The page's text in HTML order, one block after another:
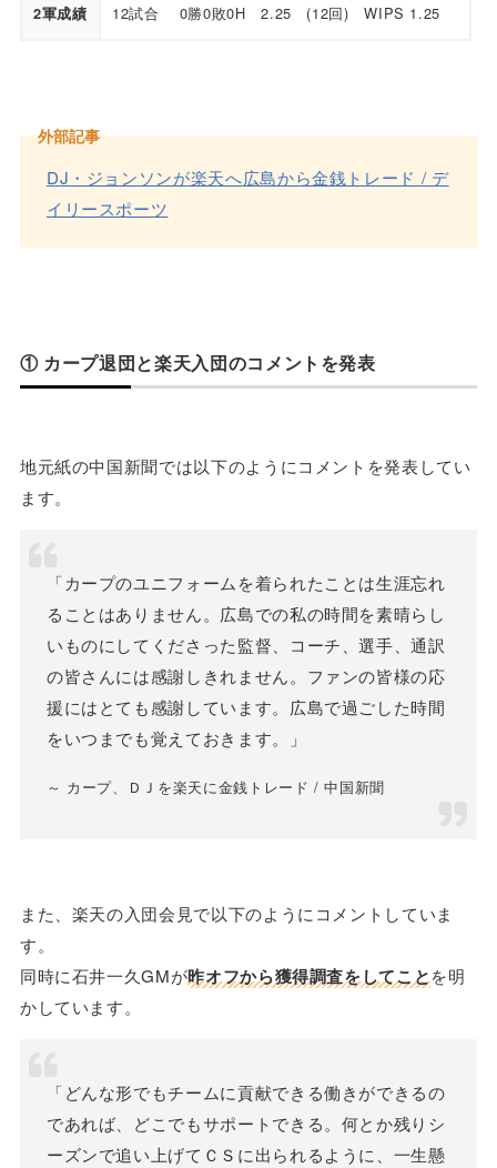
2軍成績 12試合 0勝0敗0H 2.25 (12回) WIPS 1.25
外部記事
DJ・ジョンソンが楽天へ広島から金銭トレード / デ
イリースポーツ
① カープ退団と楽天入団のコメントを発表
地元紙の中国新聞では以下のようにコメントを発表してい
ます。
「カープのユニフォームを着られたことは生涯忘れ
ることはありません。広島での私の時間を素晴らし
いものにしてくださった監督、コーチ、選手、通訳
の皆さんには感謝しきれません。ファンの皆様の応
援にはとても感謝しています。広島で過ごした時間
をいつまでも覚えておきます。」
～ カープ、ＤＪを楽天に金銭トレード / 中国新聞
また、楽天の入団会見で以下のようにコメントしていま
す。
同時に石井一久GMが昨オフから獲得調査をしてことを明
かしています。
「どんな形でもチームに貢献できる働きができるの
であれば、どこでもサポートできる。何とか残りシ
ーズンで追い上げてＣＳに出られるように、一生懸